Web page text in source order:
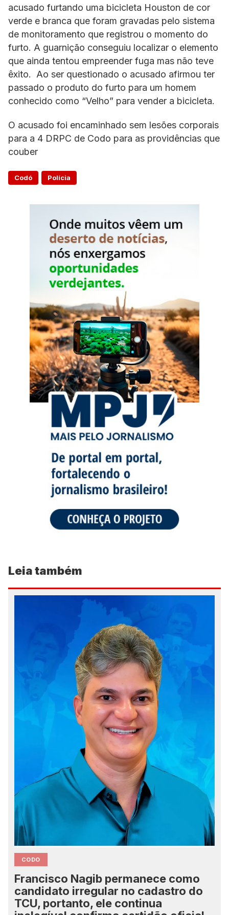
acusado furtando uma bicicleta Houston de cor
verde e branca que foram gravadas pelo sistema
de monitoramento que registrou o momento do
furto. A guarnição conseguiu localizar o elemento
que ainda tentou empreender fuga mas não teve
êxito. Ao ser questionado o acusado afirmou ter
passado o produto do furto para um homem
conhecido como “Velho” para vender a bicicleta.
O acusado foi encaminhado sem lesões corporais
para a 4 DRPC de Codo para as providências que
couber
Codó Polícia
Leia também
CODO
Francisco Nagib permanece como
candidato irregular no cadastro do
TCU, portanto, ele continua